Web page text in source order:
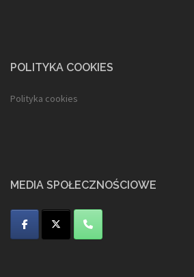
POLITYKA COOKIES
Polityka cookies
MEDIA SPOŁECZNOŚCIOWE